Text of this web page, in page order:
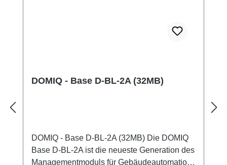
DOMIQ - Base D-BL-2A (32MB)
DOMIQ - Base D-BL-2A (32MB) Die DOMIQ
Base D-BL-2A ist die neueste Generation des
Managementmoduls für Gebäudeautomation.